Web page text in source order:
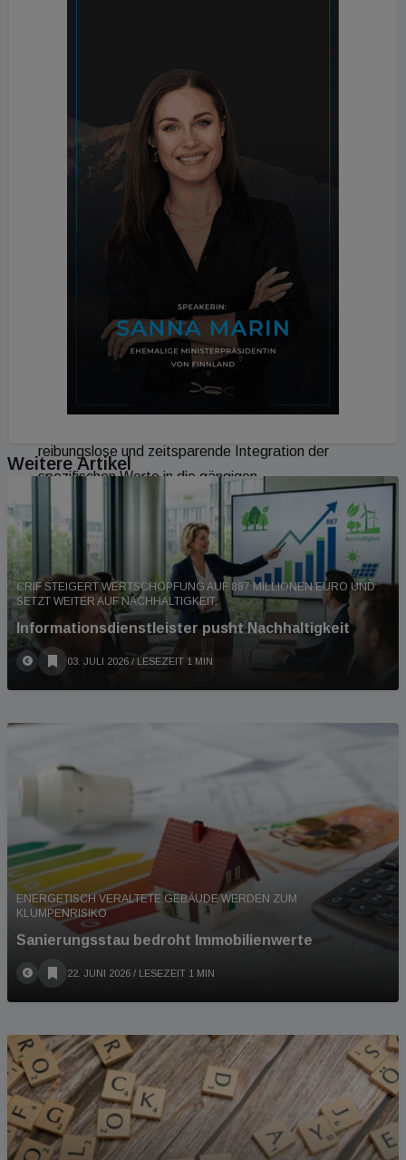
Treibhauspotenzial eines Bauwerks. Die
transparenten Kennwerte fungieren hier als
wichtiges Optimierungswerkzeug und unterstützen
die öffentliche Hand bei der Erarbeitung nationaler
Benchmarks.
Integration in digitale Bilanzierungstools
Die aktualisierten Umweltproduktdeklarationen für
die Zemente und Betonzusatzstoffe können direkt
über die Unternehmenswebsite bezogen werden.
Um den Workflow für Ingenieure und Fachplaner zu
erleichtern, sind die Daten zudem in den
Datenbanken der Bau EPD GmbH sowie der ECO
reibungslose und zeitsparende Integration der
spezifischen Werte in die gängigen
Bilanzierungstools der Gebäudetechnik. Die
kontinuierliche Bereitstellung wissenschaftlich
fundierter Daten signalisiert einen wichtigen Schritt
auf dem Weg zur langfristigen Realisierung
klimaneutraler Bauprojekte.
Weitere Artikel
CRIF STEIGERT WERTSCHÖPFUNG AUF 887 MILLIONEN EURO UND
SETZT WEITER AUF NACHHALTIGKEIT.
Informationsdienstleister pusht Nachhaltigkeit
03. JULI 2026 / LESEZEIT 1 MIN
ENERGETISCH VERALTETE GEBÄUDE WERDEN ZUM
KLUMPENRISIKO
Sanierungsstau bedroht Immobilienwerte
22. JUNI 2026 / LESEZEIT 1 MIN